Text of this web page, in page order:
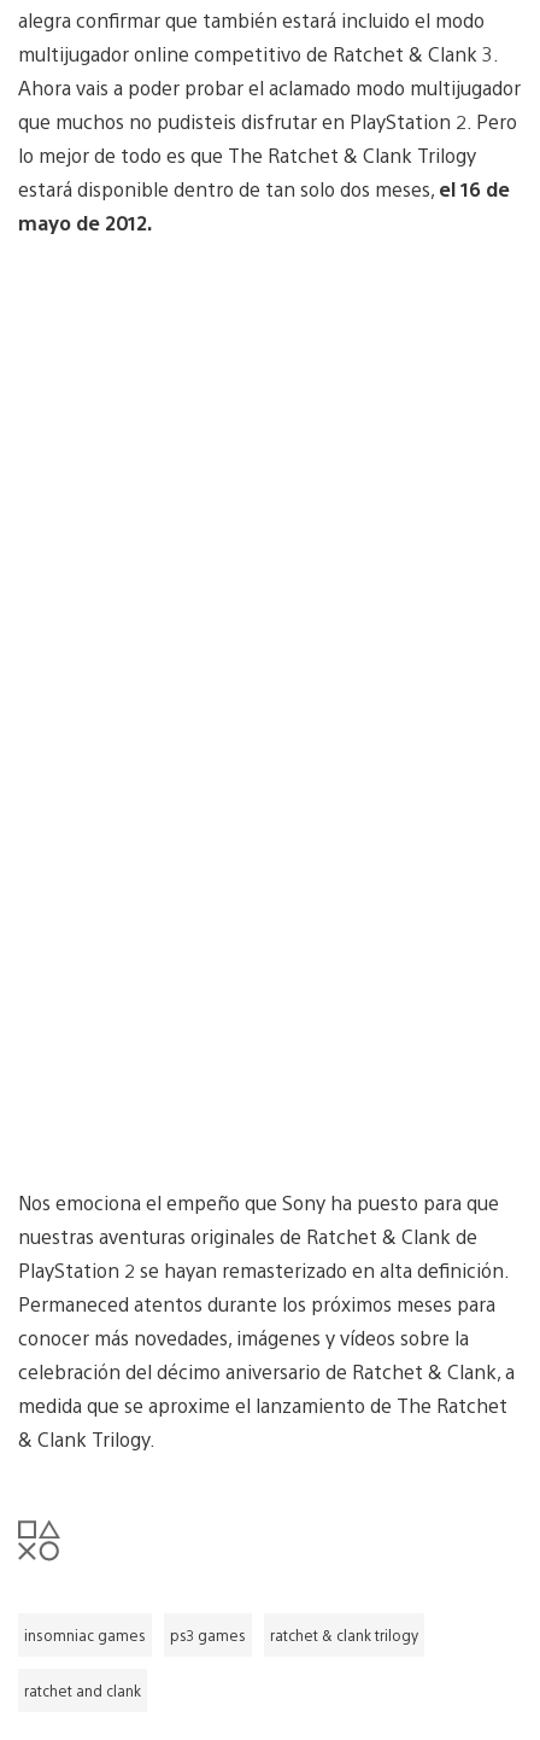
alegra confirmar que también estará incluido el modo
multijugador online competitivo de Ratchet & Clank 3.
Ahora vais a poder probar el aclamado modo multijugador
que muchos no pudisteis disfrutar en PlayStation 2. Pero
lo mejor de todo es que The Ratchet & Clank Trilogy
estará disponible dentro de tan solo dos meses, el 16 de
mayo de 2012.
Nos emociona el empeño que Sony ha puesto para que
nuestras aventuras originales de Ratchet & Clank de
PlayStation 2 se hayan remasterizado en alta definición.
Permaneced atentos durante los próximos meses para
conocer más novedades, imágenes y vídeos sobre la
celebración del décimo aniversario de Ratchet & Clank, a
medida que se aproxime el lanzamiento de The Ratchet
& Clank Trilogy.
insomniac games ps3 games ratchet & clank trilogy
ratchet and clank